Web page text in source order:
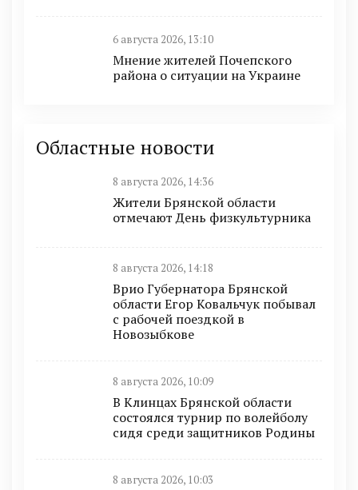
6 августа 2026, 13:10
Мнение жителей Почепского
района о ситуации на Украине
Областные новости
8 августа 2026, 14:36
Жители Брянской области
отмечают День физкультурника
8 августа 2026, 14:18
Врио Губернатора Брянской
области Егор Ковальчук побывал
с рабочей поездкой в
Новозыбкове
8 августа 2026, 10:09
В Клинцах Брянской области
состоялся турнир по волейболу
сидя среди защитников Родины
8 августа 2026, 10:03